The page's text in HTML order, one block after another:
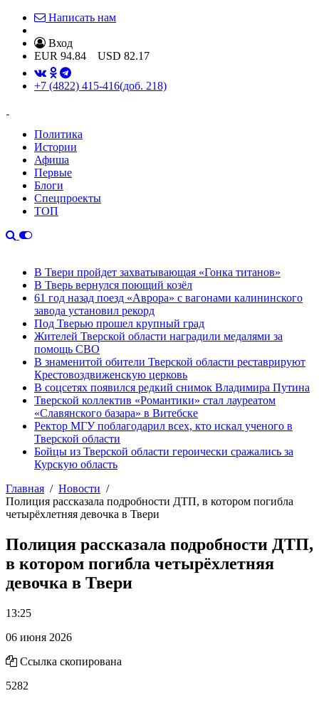
Написать нам
Вход
EUR 94.84 USD 82.17
+7 (4822) 415-416(доб. 218)
Политика
Истории
Афиша
Первые
Блоги
Спецпроекты
ТОП
В Твери пройдет захватывающая «Гонка титанов»
В Тверь вернулся поющий козёл
61 год назад поезд «Аврора» с вагонами калининского
завода установил рекорд
Под Тверью прошел крупный град
Жителей Тверской области наградили медалями за
помощь СВО
В знаменитой обители Тверской области реставрируют
Крестовоздвиженскую церковь
В соцсетях появился редкий снимок Владимира Путина
Тверской коллектив «Романтики» стал лауреатом
«Славянского базара» в Витебске
Ректор МГУ поблагодарил всех, кто искал ученого в
Тверской области
Бойцы из Тверской области героически сражались за
Курскую область
Главная
Новости
Полиция рассказала подробности ДТП, в котором погибла
четырёхлетняя девочка в Твери
Полиция рассказала подробности ДТП,
в котором погибла четырёхлетняя
девочка в Твери
13:25
06 июня 2026
Ссылка скопирована
5282